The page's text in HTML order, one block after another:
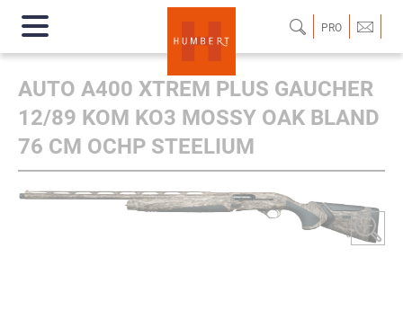
PRO
AUTO A400 XTREM PLUS GAUCHER
12/89 KOM KO3 MOSSY OAK BLAND
76 CM OCHP STEELIUM